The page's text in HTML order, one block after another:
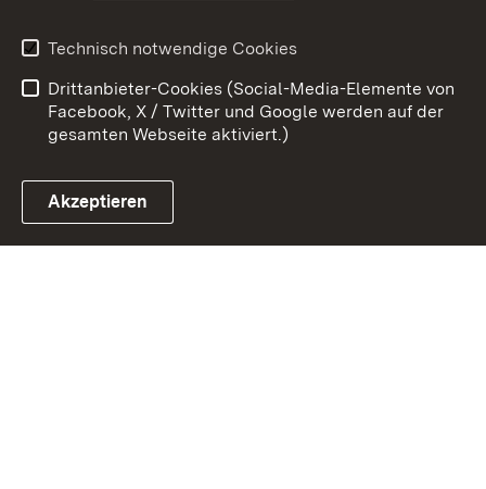
Link zum Landesportal
Barrierefreiheit
Benutzungshinweise
Impressum
Cookies
Technisch notwendige Cookies
Drittanbieter-Cookies (Social-Media-Elemente von
Facebook, X / Twitter und Google werden auf der
gesamten Webseite aktiviert.)
Akzeptieren